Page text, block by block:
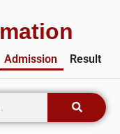
Admission Result